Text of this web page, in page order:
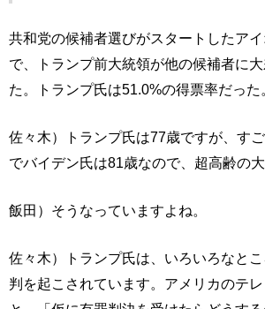
共和党の候補者選びがスタートしたア
で、トランプ前大統領が他の候補者に
た。トランプ氏は51.0%の得票率だった
佐々木）トランプ氏は77歳ですが、す
でバイデン氏は81歳なので、超高齢の大
飯田）そうなっていますよね。
佐々木）トランプ氏は、いろいろなと
判を起こされています。アメリカのテ